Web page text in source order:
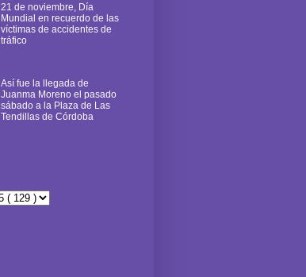
21 de noviembre, Día
Mundial en recuerdo de las
víctimas de accidentes de
tráfico
Así fue la llegada de
Juanma Moreno el pasado
sábado a la Plaza de Las
Tendillas de Córdoba